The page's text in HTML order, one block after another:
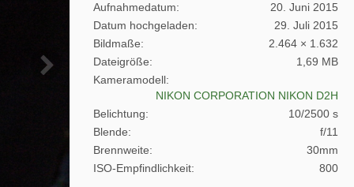
Aufnahmedatum
20. Juni 2015
Datum hochgeladen
29. Juli 2015
Bildmaße
2.464 × 1.632
Dateigröße
1,69 MB
Kameramodell
NIKON CORPORATION NIKON D2H
Belichtung
10/2500 s
Blende
f/11
Brennweite
30mm
ISO-Empfindlichkeit
800